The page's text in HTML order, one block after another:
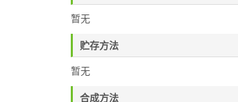
暂无
贮存方法
暂无
合成方法